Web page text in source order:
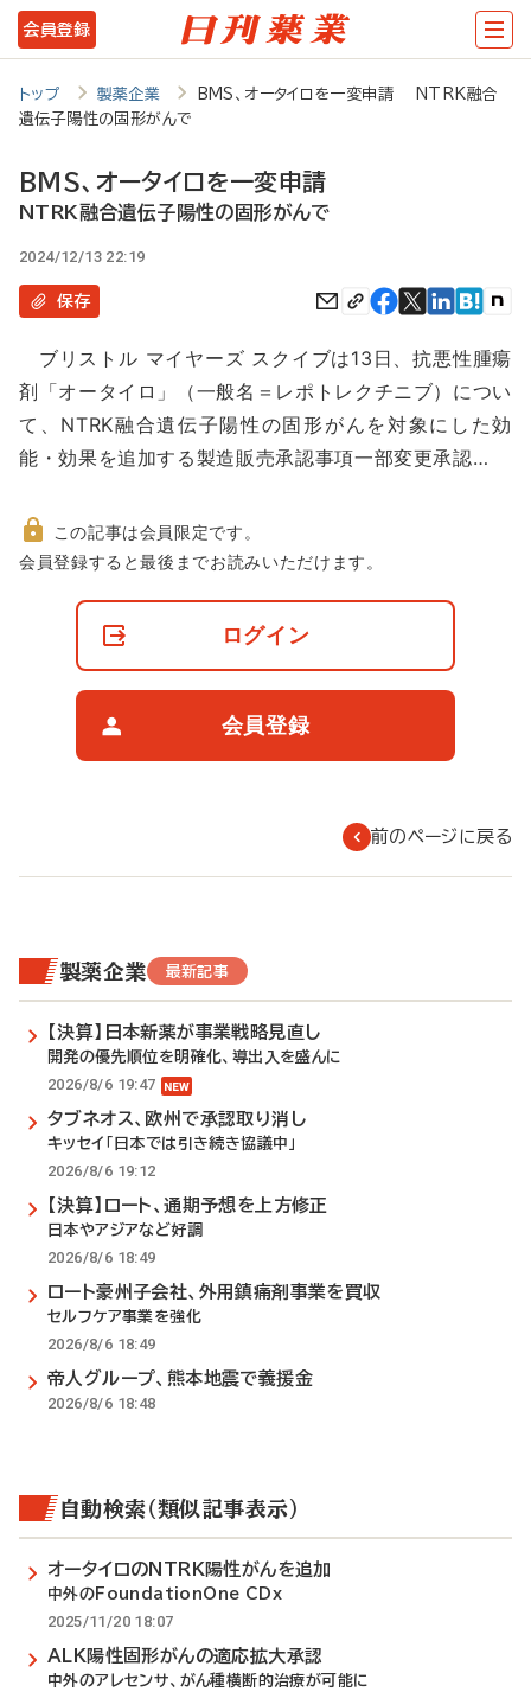
メ
イ
コ
テ
ツ
に
動
会員登録
トップ 製薬企業
BMS、オータイロを一変申請 NTRK融合
遺伝子陽性の固形がんで
BMS、オータイロを一変申請
NTRK融合遺伝子陽性の固形がんで
2024/12/13 22:19
保存
ブリストル マイヤーズ スクイブは13日、抗悪性腫瘍
剤「オータイロ」（一般名＝レポトレクチニブ）につい
て、NTRK融合遺伝子陽性の固形がんを対象にした効
能・効果を追加する製造販売承認事項一部変更承認…
非
この記事は会員限定です。
会員登録すると最後までお読みいただけます。
ログイン
会員登録
前のページに戻る
製薬企業 最新記事
【決算】日本新薬が事業戦略見直し
開発の優先順位を明確化、導出入を盛んに
2026/8/6 19:47
タブネオス、欧州で承認取り消し
キッセイ「日本では引き続き協議中」
2026/8/6 19:12
【決算】ロート、通期予想を上方修正
日本やアジアなど好調
2026/8/6 18:49
ロート豪州子会社、外用鎮痛剤事業を買収
セルフケア事業を強化
2026/8/6 18:49
帝人グループ、熊本地震で義援金
2026/8/6 18:48
自動検索（類似記事表示）
オータイロのNTRK陽性がんを追加
中外のFoundationOne CDx
2025/11/20 18:07
ALK陽性固形がんの適応拡大承認
中外のアレセンサ、がん種横断的治療が可能に